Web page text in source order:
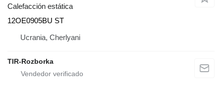
Calefacción estática
12OE0905BU ST
Ucrania, Cherlyani
TIR-Rozborka